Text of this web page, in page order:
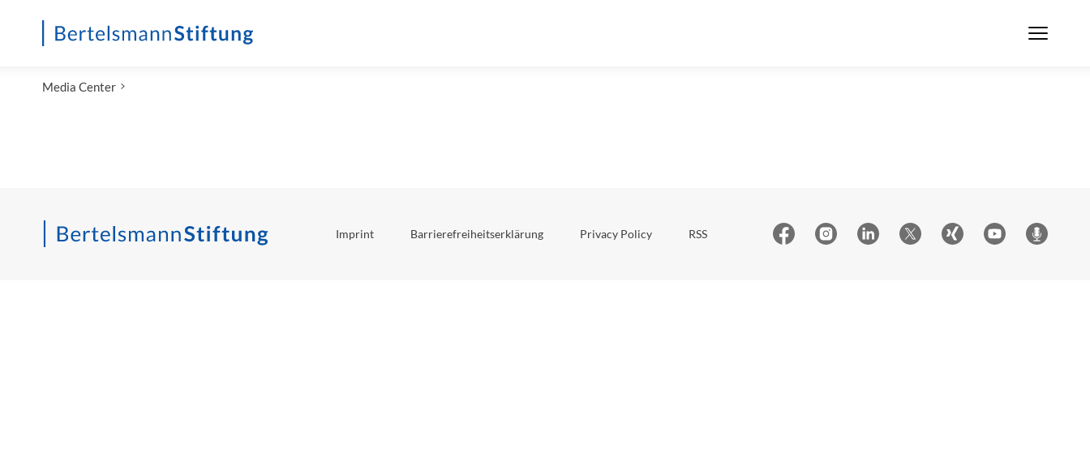
Media Center
Imprint Barrierefreiheitserklärung Privacy Policy RSS